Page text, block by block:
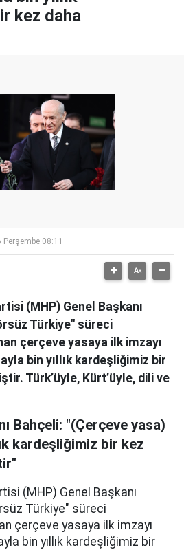
kez daha
08:11
(MHP) Genel Başkanı
Türkiye" süreci
çerçeve yasaya ilk imzayı
bin yıllık kardeşliğimiz bir
Türk’üyle, Kürt’üyle, dili ve
Bahçeli: "(Çerçeve yasa)
kardeşliğimiz bir kez
(MHP) Genel Başkanı
Türkiye" süreci
çerçeve yasaya ilk imzayı
bin yıllık kardeşliğimiz bir